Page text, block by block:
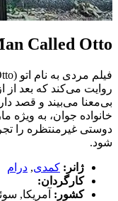
Called Otto
روایت می‌کند که بعد
بی‌معنا می‌بیند و قصد
خانواده جوان، به
دوستی غیرمنتظره را
شود.
ژانر: کمدی, درام
کارگردان:
کشور: آمریکا,